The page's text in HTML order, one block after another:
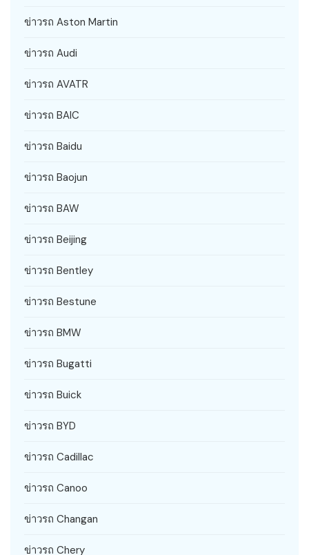
ข่าวรถ Aston Martin
ข่าวรถ Audi
ข่าวรถ AVATR
ข่าวรถ BAIC
ข่าวรถ Baidu
ข่าวรถ Baojun
ข่าวรถ BAW
ข่าวรถ Beijing
ข่าวรถ Bentley
ข่าวรถ Bestune
ข่าวรถ BMW
ข่าวรถ Bugatti
ข่าวรถ Buick
ข่าวรถ BYD
ข่าวรถ Cadillac
ข่าวรถ Canoo
ข่าวรถ Changan
ข่าวรถ Chery